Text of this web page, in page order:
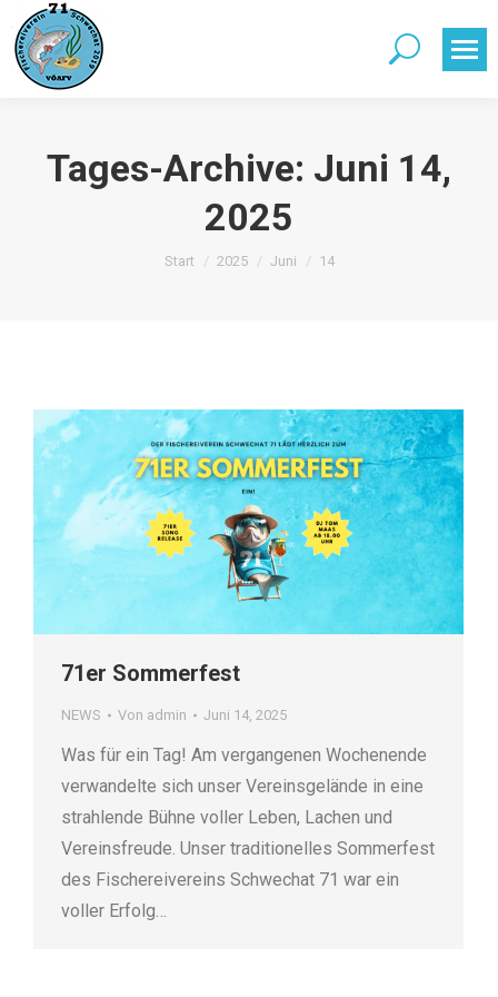
Search:
Tages-Archive: Juni 14,
2025
Sie befinden sich hier:
Start 2025 Juni 14
71er Sommerfest
NEWS Von admin Juni 14, 2025
Was für ein Tag! Am vergangenen Wochenende
verwandelte sich unser Vereinsgelände in eine
strahlende Bühne voller Leben, Lachen und
Vereinsfreude. Unser traditionelles Sommerfest
des Fischereivereins Schwechat 71 war ein
voller Erfolg…